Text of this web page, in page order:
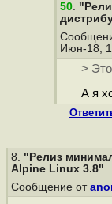
50.
Июн-18,
>
А я
8. "Релиз
Alpine Linux 3.8"
Сообщение от